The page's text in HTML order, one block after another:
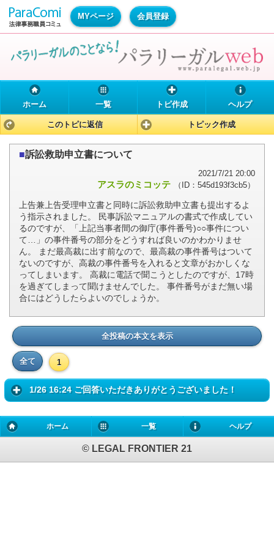
MYページ 会員登録
ホーム 一覧 トピ作成 ヘルプ
このトピに返信 トピック作成
■訴訟救助申立書について
2021/7/21 20:00
アスラのミコッテ （ID：545d193f3cb5）
上告兼上告受理申立書と同時に訴訟救助申立書も提出するよ
う指示されました。 民事訴訟マニュアルの書式で作成してい
るのですが、「上記当事者間の御庁(事件番号)○○事件につい
て…」の事件番号の部分をどうすれば良いのかわかりませ
ん。 まだ最高裁に出す前なので、最高裁の事件番号はついて
ないのですが、高裁の事件番号を入れると文章がおかしくな
ってしまいます。 高裁に電話で聞こうとしたのですが、17時
を過ぎてしまって聞けませんでした。 事件番号がまだ無い場
合にはどうしたらよいのでしょうか。
全投稿の本文を表示
全て 1
1/26 16:24 ご回答いただきありがとうございました！
ホーム 一覧 ヘルプ
© LEGAL FRONTIER 21